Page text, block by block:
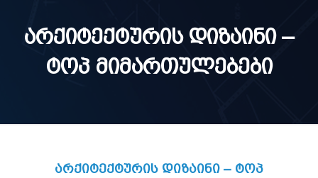
არქიტექტურის დიზაინი –
ტოპ მიმართულებები
არქიტექტურის დიზაინი – ტოპ